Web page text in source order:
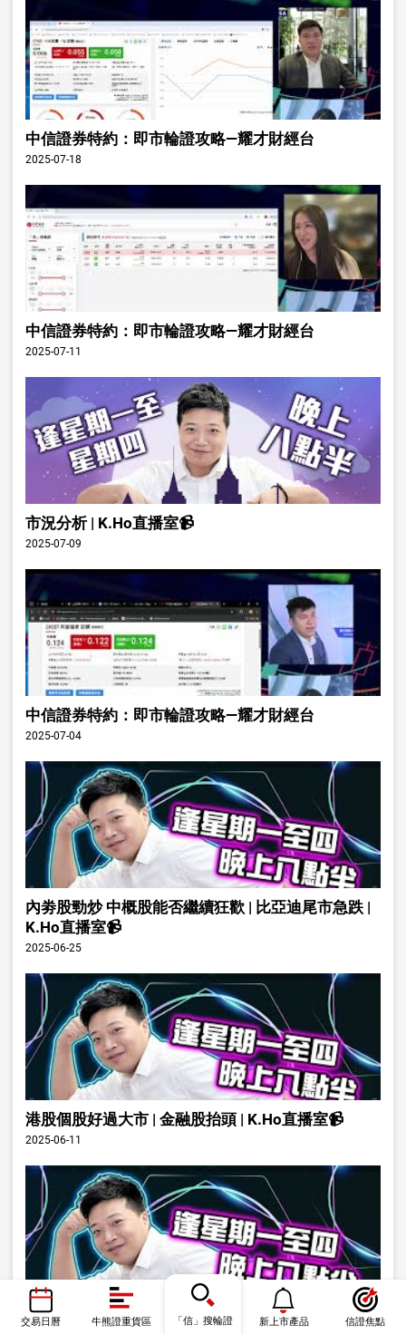
中信證券特約：即市輪證攻略—耀才財經台
2025-07-18
中信證券特約：即市輪證攻略—耀才財經台
2025-07-11
市況分析 | K.Ho直播室📹
2025-07-09
中信證券特約：即市輪證攻略—耀才財經台
2025-07-04
內劵股勁炒 中概股能否繼續狂歡 | 比亞迪尾市急跌 |
K.Ho直播室📹
2025-06-25
港股個股好過大市 | 金融股抬頭 | K.Ho直播室📹
2025-06-11
小米發佈會可否帶動股價 | K.Ho直播室📹
交易日曆 牛熊證重貨區 「信」搜輪證 新上市產品 信證焦點